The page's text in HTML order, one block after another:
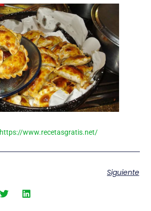
https://www.recetasgratis.net/
Siguiente